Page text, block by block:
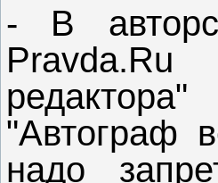
- В
"Автограф
надо